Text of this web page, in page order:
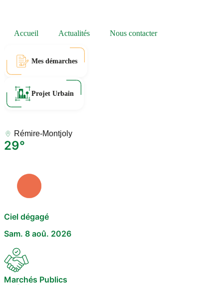
Accueil Actualités Nous contacter
Mes démarches
Projet Urbain
Rémire-Montjoly
29°
Ciel dégagé
Sam. 8 aoû. 2026
Marchés Publics